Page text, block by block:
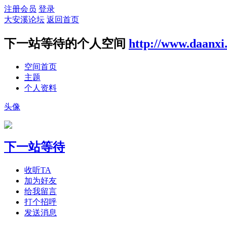
注册会员 登录
大安溪论坛 返回首页
下一站等待的个人空间 http://
空间首页
主题
个人资料
头像
下一站等待
收听TA
加为好友
给我留言
打个招呼
发送消息